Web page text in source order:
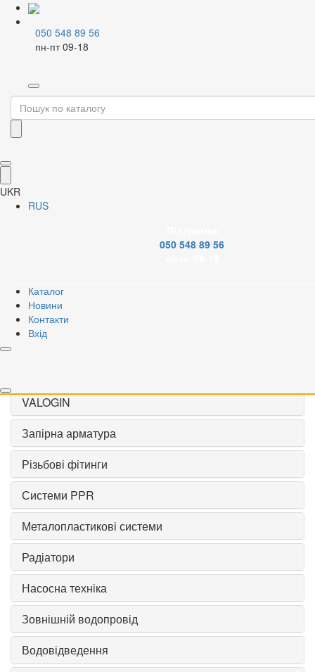
050 548 89 56
пн-пт 09-18
UKR
RUS
050 548 89 56
Каталог
Новини
Контакти
Вхід
Home Каталог
Крани і фітинги до труб PE
Крани для PE
Застосувати
VALOGIN
Запірна арматура
Різьбові фітинги
Системи PPR
Металопластикові системи
Радіатори
Насосна техніка
Зовнішній водопровід
Водовідведення